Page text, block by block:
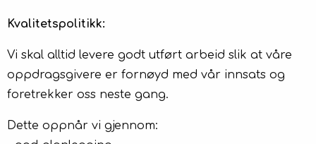
Kvalitetspolitikk:
Vi skal alltid levere godt utført arbeid slik at våre
oppdragsgivere er fornøyd med vår innsats og
foretrekker oss neste gang.
Dette oppnår vi gjennom: